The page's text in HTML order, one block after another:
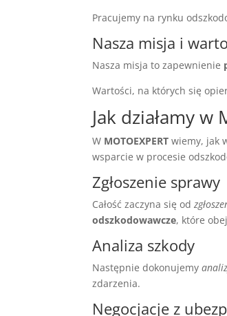
Pracujemy na rynku
Nasza misja i
Nasza misja to zapewnienie
Wartości, na których się
Jak działamy w
W MOTOEXPERT wiemy, jak
wsparcie w procesie
Zgłoszenie sprawy
Całość zaczyna się od
odszkodowawcze, które
Analiza szkody
Następnie dokonujemy
zdarzenia.
Negocjacje z